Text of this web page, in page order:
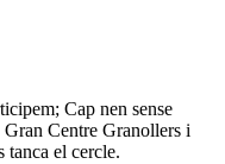
Cap nen sense
Gran Centre Granollers i
tanca el cercle.